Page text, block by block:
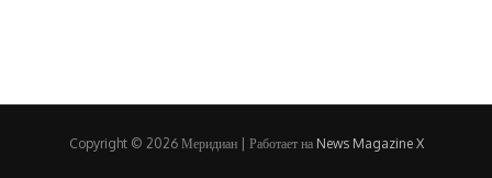
Copyright © 2026 Меридиан | Работает на News Magazine X